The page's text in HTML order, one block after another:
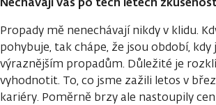
Propady mě nenechávají nikdy v klidu.
pohybuje, tak chápe, že jsou období,
výraznějším propadům. Důležité je
vyhodnotit. To, co jsme zažili letos v
kariéry. Poměrně brzy ale nastoupily